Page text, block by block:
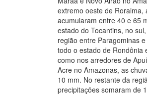
extremo oeste de Roraima,
acumularam entre 40 e 65
estado do Tocantins, no
região entre Paragominas
todo o estado de Rondônia
como nos arredores de
Acre no Amazonas, as
10 mm. No restante da
precipitações somaram de